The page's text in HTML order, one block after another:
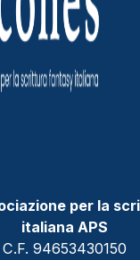
per la
italiana APS
C.F. 94653430150